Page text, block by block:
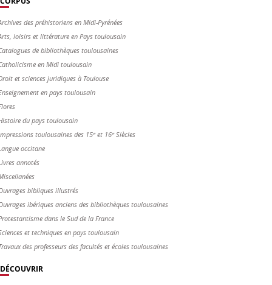
des préhistoriens en Midi-Pyrénées
loisirs et littérature en Pays toulousain
de bibliothèques toulousaines
en Midi toulousain
et sciences juridiques à Toulouse
en pays toulousain
du pays toulousain
toulousaines des 15ᵉ et 16ᵉ Siècles
occitane
annotés
bibliques illustrés
ibériques anciens des bibliothèques toulousaines
dans le Sud de la France
et techniques en pays toulousain
des professeurs des facultés et écoles toulousaines
DÉCOUVRIR